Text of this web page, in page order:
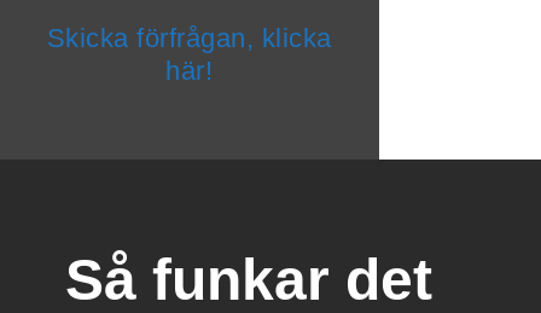
Skicka förfrågan, klicka
här!
Så funkar det